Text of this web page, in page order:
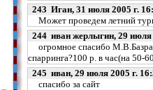
243 Иган, 31 июля 2005 г.
Может проведем летний
244 иван жерлыгин, 29 июля
огромное спасибо
спарринга?100 р. в час(на 50-
245 иван, 29 июля 2005 г.
спасибо за сайт